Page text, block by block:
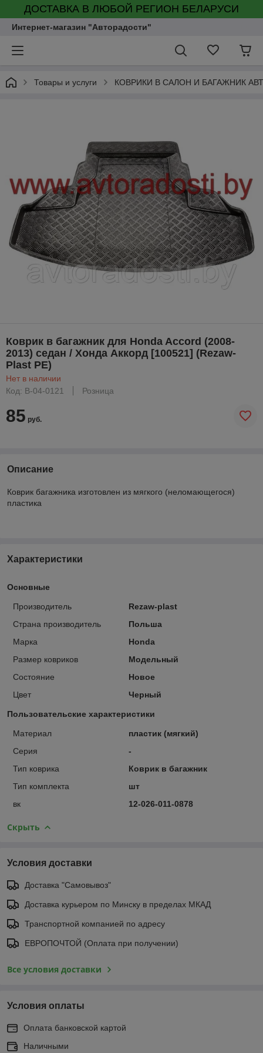
ДОСТАВКА В ЛЮБОЙ РЕГИОН БЕЛАРУСИ
Интернет-магазин "Авторадости"
Товары и услуги КОВРИКИ В САЛОН И БАГАЖНИК
Коврик в багажник для Honda Accord (2008-
2013) седан / Хонда Аккорд [100521] (Rezaw-
Plast PE)
Нет в наличии
Код: B-04-0121
Розница
85 руб.
Описание
Коврик багажника изготовлен из мягкого (неломающегося)
пластика
Характеристики
Основные
Производитель
Rezaw-plast
Страна производитель
Польша
Марка
Honda
Размер ковриков
Модельный
Состояние
Новое
Цвет
Черный
Пользовательские характеристики
Материал
пластик (мягкий)
Серия
-
Тип коврика
Коврик в багажник
Тип комплекта
шт
вк
12-026-011-0878
Скрыть
Условия доставки
Доставка "Самовывоз"
Доставка курьером по Минску в пределах МКАД
Транспортной компанией по адресу
ЕВРОПОЧТОЙ (Оплата при получении)
Все условия доставки
Условия оплаты
Оплата банковской картой
Наличными